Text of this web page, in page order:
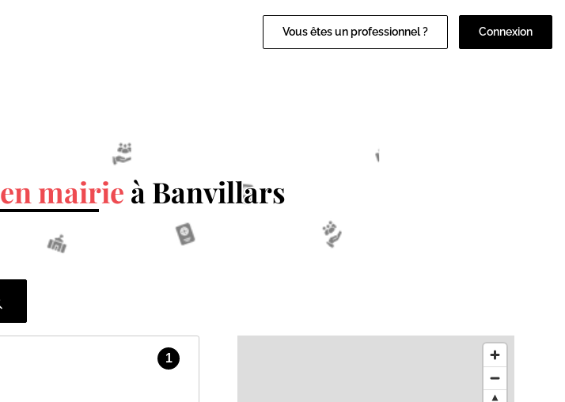
Vous êtes un professionnel ? Connexion
en mairie à Banvillars
1